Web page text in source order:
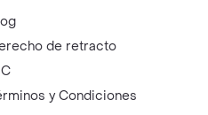
de retracto
y Condiciones